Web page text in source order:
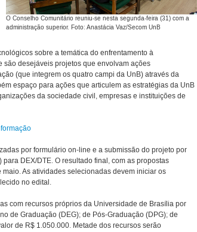
O Conselho Comunitário reuniu-se nesta segunda-feira (31) com a
administração superior. Foto: Anastácia Vaz/Secom UnB
sobre a temática do enfrentamento à
são desejáveis projetos que envolvam ações
(que integrem os quatro campi da UnB) através da
espaço para ações que articulem as estratégias da UnB
da sociedade civil, empresas e instituições de
por formulário on-line e a submissão do projeto por
DEX/DTE. O resultado final, com as propostas
As atividades selecionadas devem iniciar os
no edital.
com recursos próprios da Universidade de Brasília por
de Graduação (DEG); de Pós-Graduação (DPG); de
de R$ 1.050.000. Metade dos recursos serão